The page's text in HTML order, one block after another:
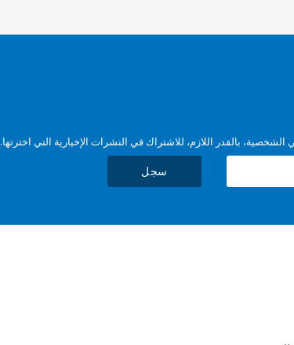
بالقدر اللازم، للاشتراك في النشرات الإخبارية التي اخترتها.
سجل